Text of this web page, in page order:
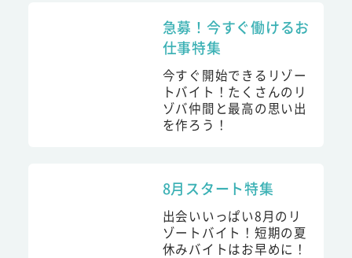
急募！今すぐ働けるお
仕事特集
今すぐ開始できるリゾー
トバイト！たくさんのリ
ゾバ仲間と最高の思い出
を作ろう！
8月スタート特集
出会いいっぱい8月のリ
ゾートバイト！短期の夏
休みバイトはお早めに！